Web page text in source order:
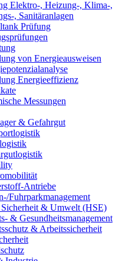
Elektro-, Heizung-, Klima-,
, Sanitäranlagen
Prüfung
von Energieausweisen
Energieeffizienz
Messungen
& Gefahrgut
Antriebe
Fuhrparkmanagement
Sicherheit & Umwelt (HSE)
& Gesundheitsmanagement
& Arbeitssicherheit